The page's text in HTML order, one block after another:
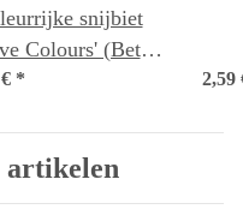
snijbiet
Colours' (Beta
ssp.vulgaris)
* 2,59
artikelen